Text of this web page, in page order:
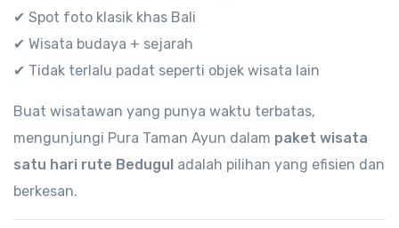
✔ Spot foto klasik khas Bali
✔ Wisata budaya + sejarah
✔ Tidak terlalu padat seperti objek wisata lain
Buat wisatawan yang punya waktu terbatas,
mengunjungi Pura Taman Ayun dalam paket wisata
satu hari rute Bedugul adalah pilihan yang efisien dan
berkesan.